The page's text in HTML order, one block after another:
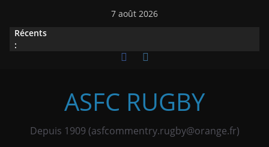
contenu
7 août 2026
Récents
:
ASFC RUGBY
Depuis 1909 (asfcommentry.rugby@orange.fr)